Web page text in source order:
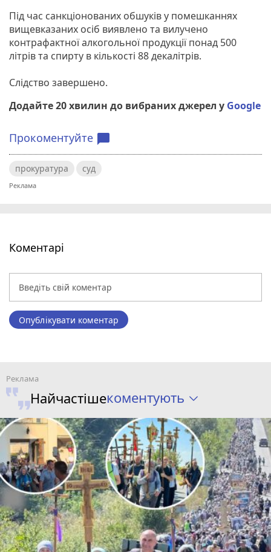
Під час санкціонованих обшуків у помешканнях
вищевказаних осіб виявлено та вилучено
контрафактної алкогольної продукції понад 500
літрів та спирту в кількості 88 декалітрів.
Слідство завершено.
Додайте 20 хвилин до вибраних джерел у Google
Прокоментуйте chat_bubble
прокуратура суд
Коментарі
Опублікувати коментар
Найчастішекоментують